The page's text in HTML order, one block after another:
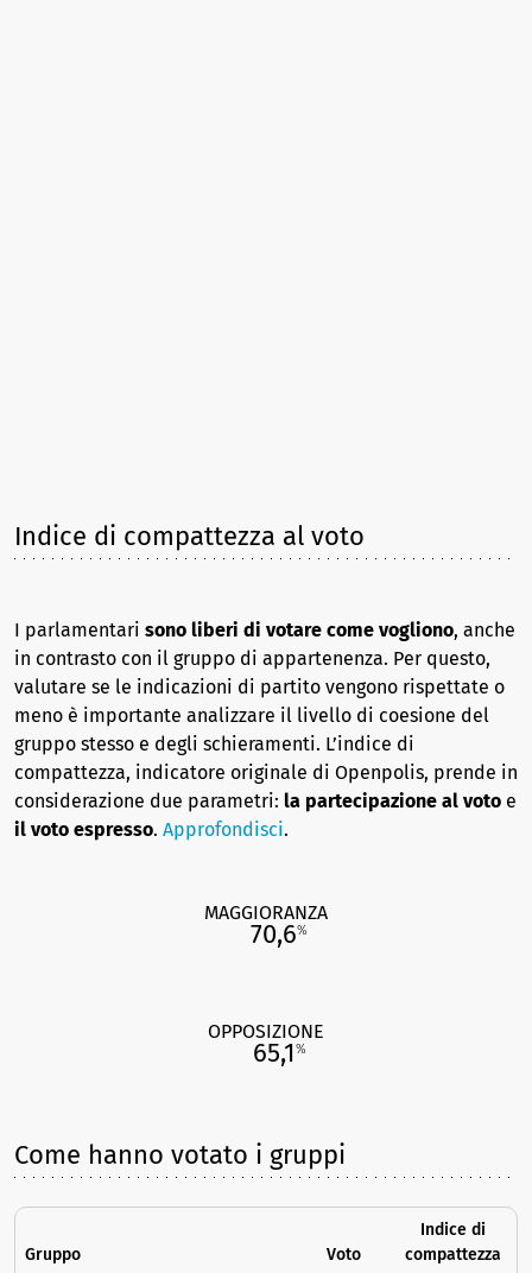
Indice di compattezza al voto
I parlamentari sono liberi di votare come vogliono, anche
in contrasto con il gruppo di appartenenza. Per questo,
valutare se le indicazioni di partito vengono rispettate o
meno è importante analizzare il livello di coesione del
gruppo stesso e degli schieramenti. L’indice di
compattezza, indicatore originale di Openpolis, prende in
considerazione due parametri: la partecipazione al voto e
il voto espresso. Approfondisci.
MAGGIORANZA
70,6%
OPPOSIZIONE
65,1%
Come hanno votato i gruppi
Gruppo Voto
Indice di
compattezza